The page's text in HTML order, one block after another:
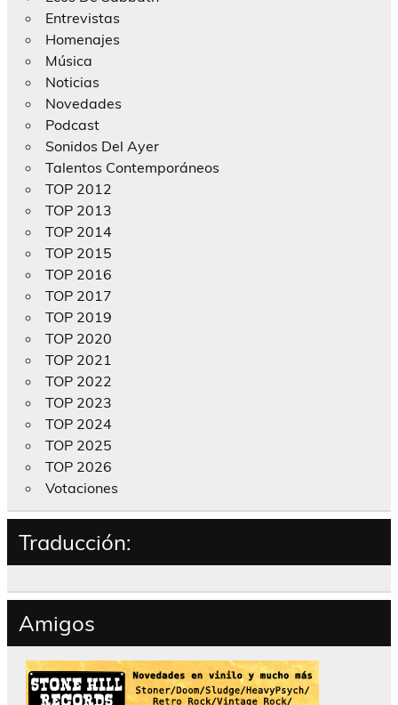
Entrevistas
Homenajes
Música
Noticias
Novedades
Podcast
Sonidos Del Ayer
Talentos Contemporáneos
TOP 2012
TOP 2013
TOP 2014
TOP 2015
TOP 2016
TOP 2017
TOP 2019
TOP 2020
TOP 2021
TOP 2022
TOP 2023
TOP 2024
TOP 2025
TOP 2026
Votaciones
Traducción:
Amigos